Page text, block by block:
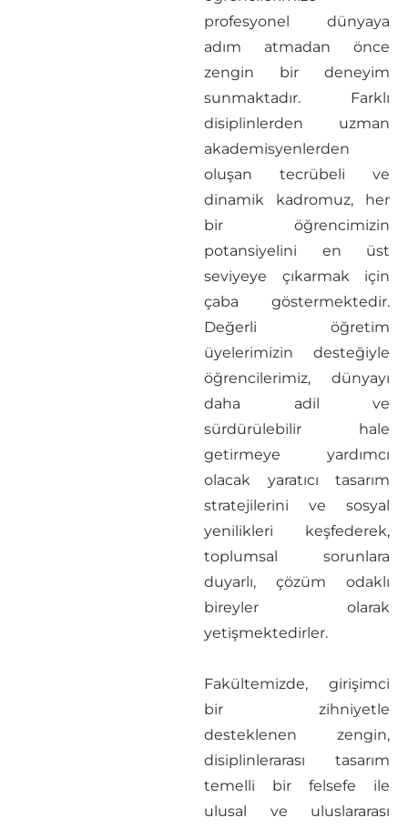
profesyonel dünyaya
adım atmadan önce
zengin bir deneyim
sunmaktadır. Farklı
disiplinlerden uzman
akademisyenlerden
oluşan tecrübeli ve
dinamik kadromuz, her
bir öğrencimizin
potansiyelini en üst
seviyeye çıkarmak için
çaba göstermektedir.
Değerli öğretim
üyelerimizin desteğiyle
öğrencilerimiz, dünyayı
daha adil ve
sürdürülebilir hale
getirmeye yardımcı
olacak yaratıcı tasarım
stratejilerini ve sosyal
yenilikleri keşfederek,
toplumsal sorunlara
duyarlı, çözüm odaklı
bireyler olarak
yetişmektedirler.
Fakültemizde, girişimci
bir zihniyetle
desteklenen zengin,
disiplinlerarası tasarım
temelli bir felsefe ile
ulusal ve uluslararası